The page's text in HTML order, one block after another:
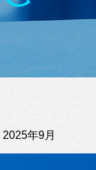
2025年9月